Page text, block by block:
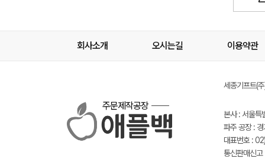
회사소개 오시는길 이용약관
주문제작공장
세종기프트(
본사 : 서울
파주 공장 :
대표번호 :
통신판매신